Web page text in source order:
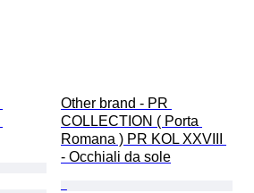
Other brand - PR
COLLECTION ( Porta
Romana ) PR KOL XXVIII
- Occhiali da sole